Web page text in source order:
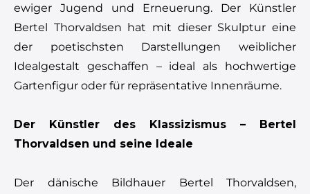
ewiger Jugend und Erneuerung. Der Künstler
Bertel Thorvaldsen hat mit dieser Skulptur eine
der poetischsten Darstellungen weiblicher
Idealgestalt geschaffen – ideal als hochwertige
Gartenfigur oder für repräsentative Innenräume.
Der Künstler des Klassizismus – Bertel
Thorvaldsen und seine Ideale
Der dänische Bildhauer Bertel Thorvaldsen,